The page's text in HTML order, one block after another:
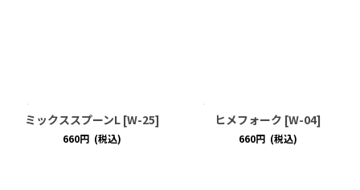
ミックススプーンL [W-25]
660円 (税込)
ヒメフォーク [W-04]
660円 (税込)